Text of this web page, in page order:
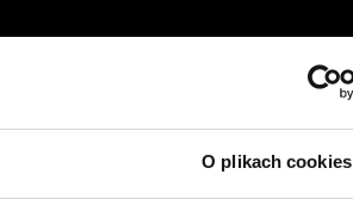
O plikach cookies